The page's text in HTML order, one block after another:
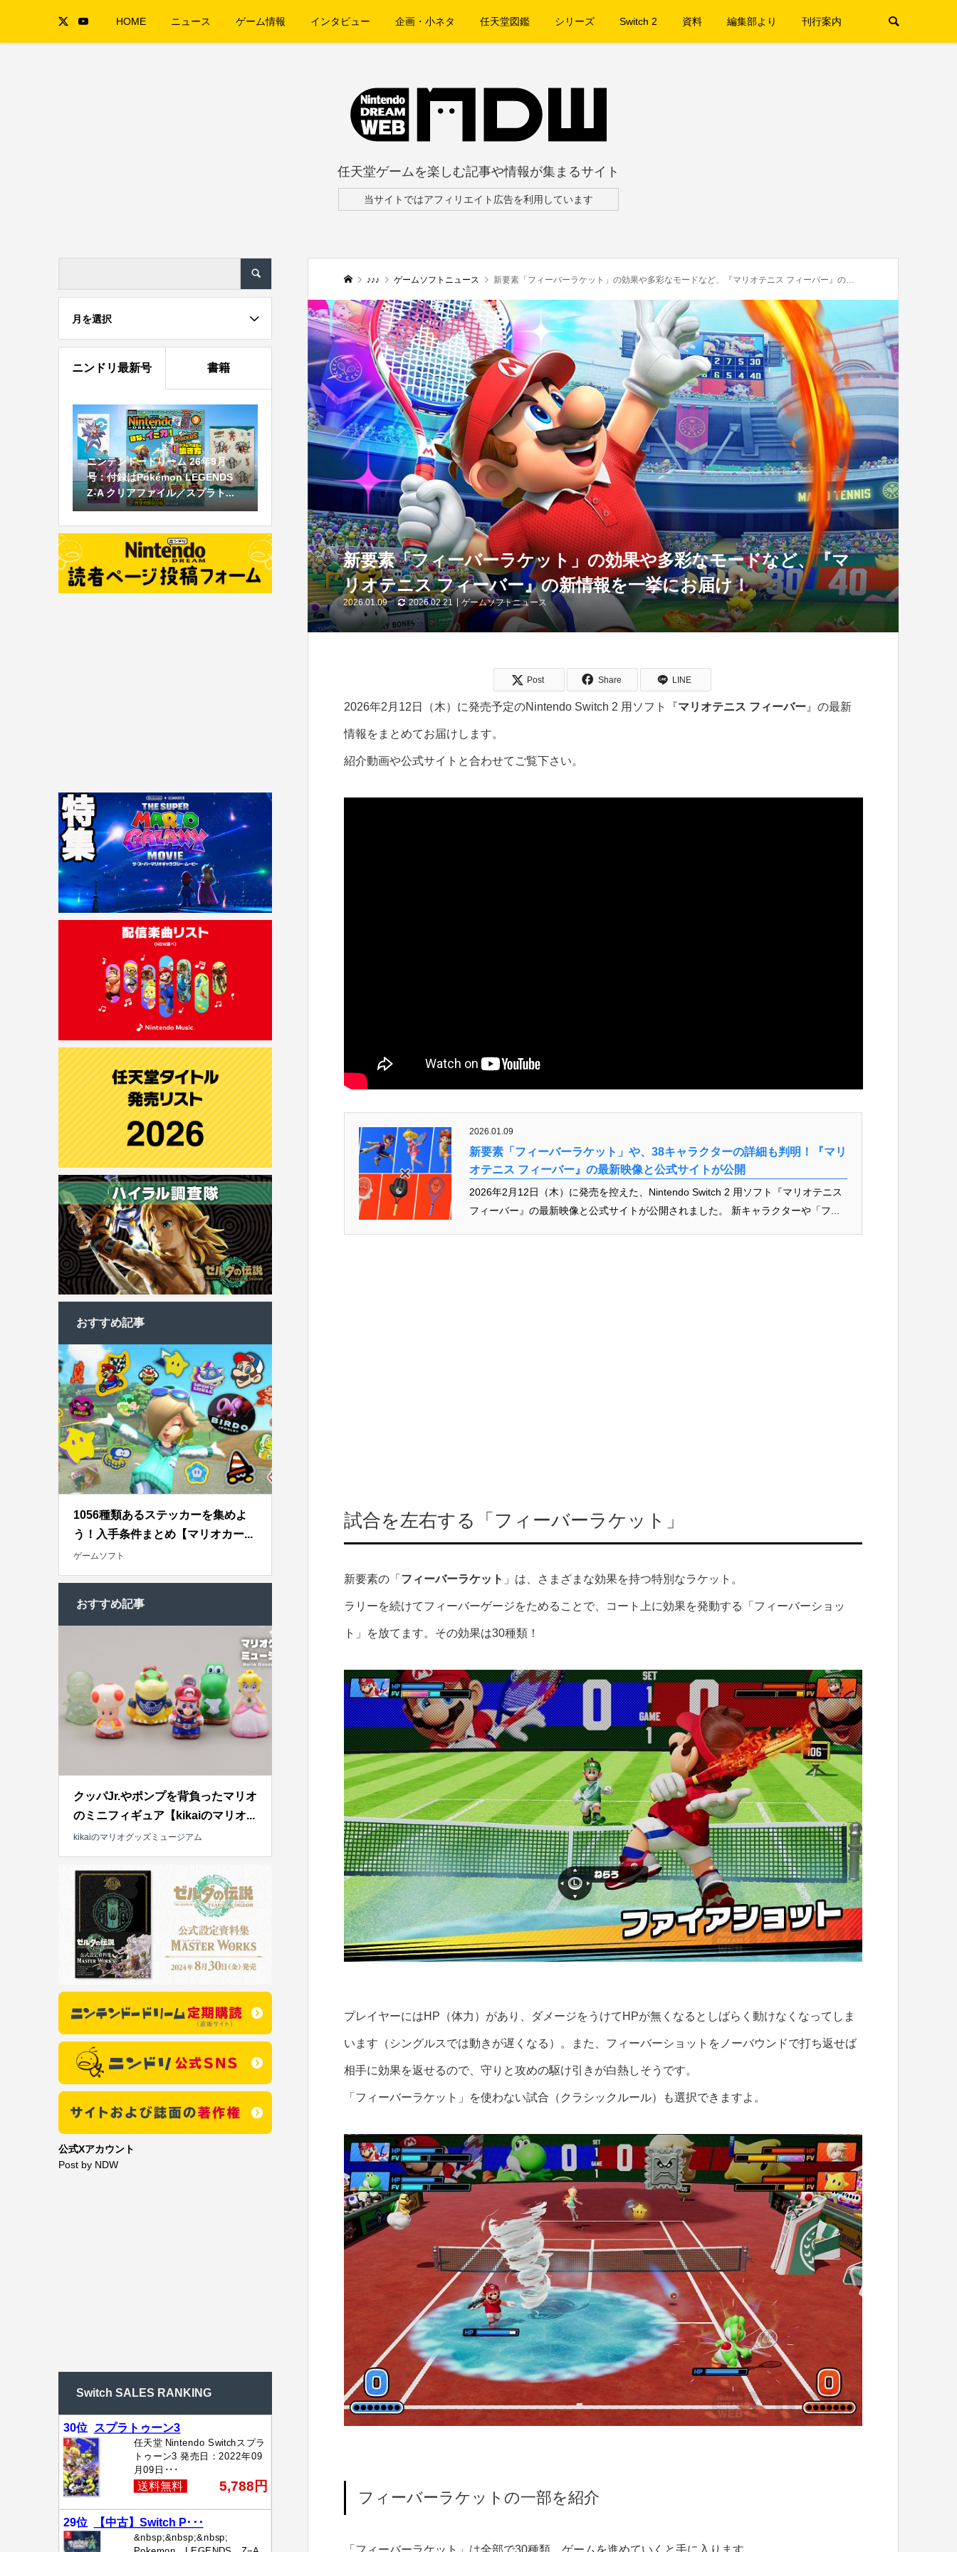
HOME ニュース ゲーム情報 インタビュー 企画・小ネタ 任天堂図鑑 シリーズ Switch 2 資料 編集部より 刊行案内
任天堂ゲームを楽しむ記事や情報が集まるサイト
当サイトではアフィリエイト広告を利用しています
♪♪♪ ゲームソフトニュース 新要素「フィーバーラケット」の効果や多彩なモードなど、『マリオテニス フィーバー』の新情報を一挙にお届け！
新要素「フィーバーラケット」の効果や多彩なモードなど、『マ
リオテニス フィーバー』の新情報を一挙にお届け！
2026.01.09 2026.02.21 ゲームソフトニュース
Post Share LINE
2026年2月12日（木）に発売予定のNintendo Switch 2 用ソフト『マリオテニス フィーバー』の最新
情報をまとめてお届けします。
紹介動画や公式サイトと合わせてご覧下さい。
2026.01.09
新要素「フィーバーラケット」や、38キャラクターの詳細も判明！『マリ
オテニス フィーバー』の最新映像と公式サイトが公開
2026年2月12日（木）に発売を控えた、Nintendo Switch 2 用ソフト『マリオテニス
フィーバー』の最新映像と公式サイトが公開されました。 新キャラクターや「フ...
試合を左右する「フィーバーラケット」
新要素の「 フィーバーラケット 」は、さまざまな効果を持つ特別なラケット。
ラリーを続けてフィーバーゲージをためることで、コート上に効果を発動する「フィーバーショッ
ト」を放てます。その効果は30種類！
プレイヤーにはHP（体力）があり、ダメージをうけてHPが無くなるとしばらく動けなくなってしま
います（シングルスでは動きが遅くなる）。また、フィーバーショットをノーバウンドで打ち返せば
相手に効果を返せるので、守りと攻めの駆け引きが白熱しそうです。
「フィーバーラケット」を使わない試合（クラシックルール）も選択できますよ。
フィーバーラケットの一部を紹介
「フィーバーラケット」は全部で30種類。ゲームを進めていくと手に入ります。
月を選択
ニンドリ最新号 書籍
ニンテンドードリーム 26年9月
号：付録はPokémon LEGENDS
Z-A クリアファイル／スプラト...
おすすめ記事
1056種類あるステッカーを集めよ
う！入手条件まとめ【マリオカー...
ゲームソフト
おすすめ記事
クッパJr.やポンプを背負ったマリオ
のミニフィギュア【kikaiのマリオ...
kikaiのマリオグッズミュージアム
公式Xアカウント
Post by NDW
Switch SALES RANKING